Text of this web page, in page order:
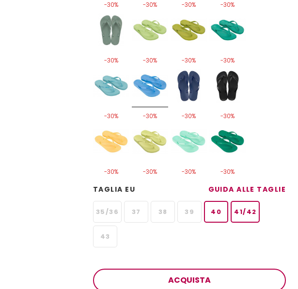
-30% -30% -30% -30%
-30% -30% -30% -30%
-30% -30% -30% -30%
-30% -30% -30% -30%
TAGLIA EU GUIDA ALLE TAGLIE
35/36 37 38 39 40 41/42
43
ACQUISTA